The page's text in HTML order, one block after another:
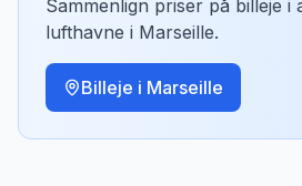
Sammenlign priser på billeje i
lufthavne i Marseille.
Billeje i Marseille